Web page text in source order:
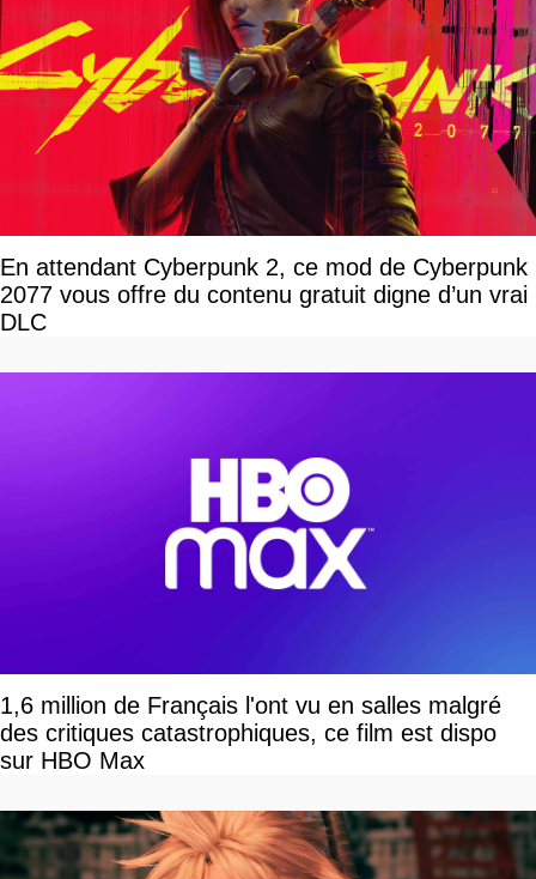
En attendant Cyberpunk 2, ce mod de Cyberpunk
2077 vous offre du contenu gratuit digne d’un vrai
DLC
1,6 million de Français l'ont vu en salles malgré
des critiques catastrophiques, ce film est dispo
sur HBO Max